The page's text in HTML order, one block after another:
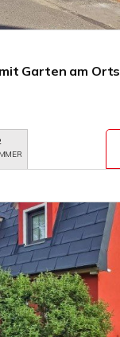
Garten am